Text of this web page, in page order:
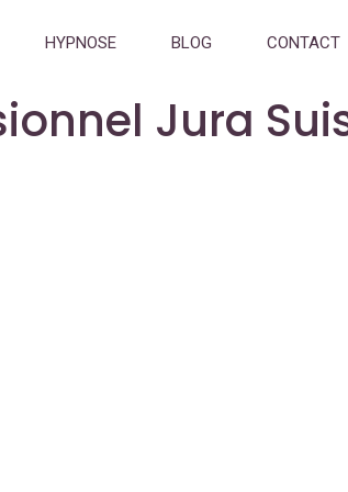
HYPNOSE BLOG CONTACT
Jura